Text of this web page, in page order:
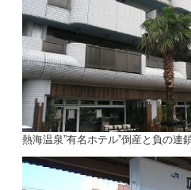
熱海温泉”有名ホテル”倒産と負の連